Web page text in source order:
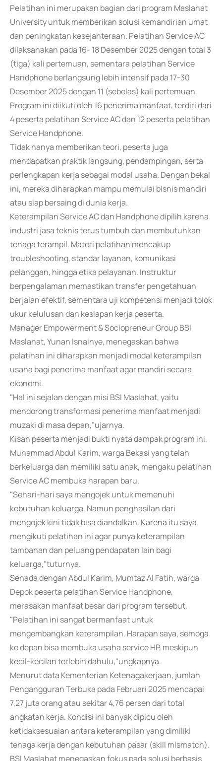
Pelatihan ini merupakan bagian dari program Maslahat
University untuk memberikan solusi kemandirian umat
dan peningkatan kesejahteraan. Pelatihan Service AC
dilaksanakan pada 16- 18 Desember 2025 dengan total 3
(tiga) kali pertemuan, sementara pelatihan Service
Handphone berlangsung lebih intensif pada 17-30
Desember 2025 dengan 11 (sebelas) kali pertemuan.
Program ini diikuti oleh 16 penerima manfaat, terdiri dari
4 peserta pelatihan Service AC dan 12 peserta pelatihan
Service Handphone.
Tidak hanya memberikan teori, peserta juga
mendapatkan praktik langsung, pendampingan, serta
perlengkapan kerja sebagai modal usaha. Dengan bekal
ini, mereka diharapkan mampu memulai bisnis mandiri
atau siap bersaing di dunia kerja.
Keterampilan Service AC dan Handphone dipilih karena
industri jasa teknis terus tumbuh dan membutuhkan
tenaga terampil. Materi pelatihan mencakup
troubleshooting, standar layanan, komunikasi
pelanggan, hingga etika pelayanan. Instruktur
berpengalaman memastikan transfer pengetahuan
berjalan efektif, sementara uji kompetensi menjadi tolok
ukur kelulusan dan kesiapan kerja peserta.
Manager Empowerment & Sociopreneur Group BSI
Maslahat, Yunan Isnainye, menegaskan bahwa
pelatihan ini diharapkan menjadi modal keterampilan
usaha bagi penerima manfaat agar mandiri secara
ekonomi.
"Hal ini sejalan dengan misi BSI Maslahat, yaitu
mendorong transformasi penerima manfaat menjadi
muzaki di masa depan,"ujarnya.
Kisah peserta menjadi bukti nyata dampak program ini.
Muhammad Abdul Karim, warga Bekasi yang telah
berkeluarga dan memiliki satu anak, mengaku pelatihan
Service AC membuka harapan baru.
"Sehari-hari saya mengojek untuk memenuhi
kebutuhan keluarga. Namun penghasilan dari
mengojek kini tidak bisa diandalkan. Karena itu saya
mengikuti pelatihan ini agar punya keterampilan
tambahan dan peluang pendapatan lain bagi
keluarga,"tuturnya.
Senada dengan Abdul Karim, Mumtaz Al Fatih, warga
Depok peserta pelatihan Service Handphone,
merasakan manfaat besar dari program tersebut.
"Pelatihan ini sangat bermanfaat untuk
mengembangkan keterampilan. Harapan saya, semoga
ke depan bisa membuka usaha service HP, meskipun
kecil-kecilan terlebih dahulu,"ungkapnya.
Menurut data Kementerian Ketenagakerjaan, jumlah
Pengangguran Terbuka pada Februari 2025 mencapai
7,27 juta orang atau sekitar 4,76 persen dari total
angkatan kerja. Kondisi ini banyak dipicu oleh
ketidaksesuaian antara keterampilan yang dimiliki
tenaga kerja dengan kebutuhan pasar (skill mismatch).
BSI Maslahat menegaskan fokus pada solusi berbasis